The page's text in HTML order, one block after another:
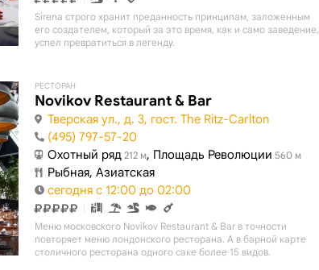
Sirena строго хранит преданность принципам, заложенным
его создателем, который за это время, как и само заведение,
успел превратиться в легенду.
РЕСТОРАН
Novikov Restaurant & Bar
Тверская ул., д. 3, гост. The Ritz-Carlton
(495) 797-57-20
Охотный ряд 212 м, Площадь Революции 560 м
Рыбная, Азиатская
сегодня с 12:00 до 02:00
Меню московского Novikov Restaurant & Bar в точности
повторяет меню лондонского ресторана. А в барной карте
столичного ресторана одного саке более 15 видов.